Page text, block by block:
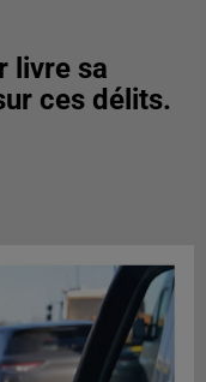
livre sa
ces délits.